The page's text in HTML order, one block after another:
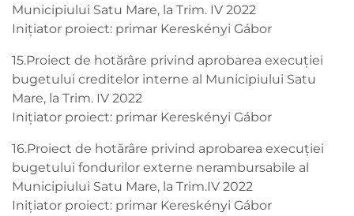
Municipiului Satu Mare, la Trim. IV 2022
Inițiator proiect: primar Kereskényi Gábor
15.Proiect de hotărâre privind aprobarea execuţiei
bugetului creditelor interne al Municipiului Satu
Mare, la Trim. IV 2022
Inițiator proiect: primar Kereskényi Gábor
16.Proiect de hotărâre privind aprobarea execuției
bugetului fondurilor externe nerambursabile al
Municipiului Satu Mare, la Trim.IV 2022
Inițiator proiect: primar Kereskényi Gábor